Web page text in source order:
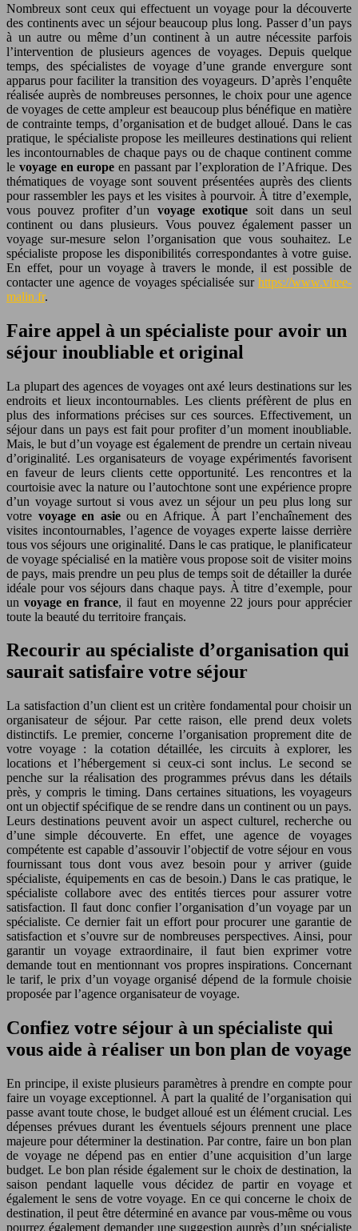
Nombreux sont ceux qui effectuent un voyage pour la découverte
des continents avec un séjour beaucoup plus long. Passer d’un pays
à un autre ou même d’un continent à un autre nécessite parfois
l’intervention de plusieurs agences de voyages. Depuis quelque
temps, des spécialistes de voyage d’une grande envergure sont
apparus pour faciliter la transition des voyageurs. D’après l’enquête
réalisée auprès de nombreuses personnes, le choix pour une agence
de voyages de cette ampleur est beaucoup plus bénéfique en matière
de contrainte temps, d’organisation et de budget alloué. Dans le cas
pratique, le spécialiste propose les meilleures destinations qui relient
les incontournables de chaque pays ou de chaque continent comme
le voyage en europe en passant par l’exploration de l’Afrique. Des
thématiques de voyage sont souvent présentées auprès des clients
pour rassembler les pays et les visites à pourvoir. À titre d’exemple,
vous pouvez profiter d’un voyage exotique soit dans un seul
continent ou dans plusieurs. Vous pouvez également passer un
voyage sur-mesure selon l’organisation que vous souhaitez. Le
spécialiste propose les disponibilités correspondantes à votre guise.
En effet, pour un voyage à travers le monde, il est possible de
contacter une agence de voyages spécialisée sur https://www.viree-
malin.fr.
Faire appel à un spécialiste pour avoir un
séjour inoubliable et original
La plupart des agences de voyages ont axé leurs destinations sur les
endroits et lieux incontournables. Les clients préfèrent de plus en
plus des informations précises sur ces sources. Effectivement, un
séjour dans un pays est fait pour profiter d’un moment inoubliable.
Mais, le but d’un voyage est également de prendre un certain niveau
d’originalité. Les organisateurs de voyage expérimentés favorisent
en faveur de leurs clients cette opportunité. Les rencontres et la
courtoisie avec la nature ou l’autochtone sont une expérience propre
d’un voyage surtout si vous avez un séjour un peu plus long sur
votre voyage en asieou en Afrique. À part l’enchaînement des
visites incontournables, l’agence de voyages experte laisse derrière
tous vos séjours une originalité. Dans le cas pratique, le planificateur
de voyage spécialisé en la matière vous propose soit de visiter moins
de pays, mais prendre un peu plus de temps soit de détailler la durée
idéale pour vos séjours dans chaque pays. À titre d’exemple, pour
unvoyage en france, il faut en moyenne 22 jours pour apprécier
toute la beauté du territoire français.
Recourir au spécialiste d’organisation qui
saurait satisfaire votre séjour
La satisfaction d’un client est un critère fondamental pour choisir un
organisateur de séjour. Par cette raison, elle prend deux volets
distinctifs. Le premier, concerne l’organisation proprement dite de
votre voyage : la cotation détaillée, les circuits à explorer, les
locations et l’hébergement si ceux-ci sont inclus. Le second se
penche sur la réalisation des programmes prévus dans les détails
près, y compris le timing. Dans certaines situations, les voyageurs
ont un objectif spécifique de se rendre dans un continent ou un pays.
Leurs destinations peuvent avoir un aspect culturel, recherche ou
d’une simple découverte. En effet, une agence de voyages
compétente est capable d’assouvir l’objectif de votre séjour en vous
fournissant tous dont vous avez besoin pour y arriver (guide
spécialiste, équipements en cas de besoin.) Dans le cas pratique, le
spécialiste collabore avec des entités tierces pour assurer votre
satisfaction. Il faut donc confier l’organisation d’un voyage par un
spécialiste. Ce dernier fait un effort pour procurer une garantie de
satisfaction et s’ouvre sur de nombreuses perspectives. Ainsi, pour
garantir un voyage extraordinaire, il faut bien exprimer votre
demande tout en mentionnant vos propres inspirations. Concernant
le tarif, le prix d’un voyage organisé dépend de la formule choisie
proposée par l’agence organisateur de voyage.
Confiez votre séjour à un spécialiste qui
vous aide à réaliser un bon plan de voyage
En principe, il existe plusieurs paramètres à prendre en compte pour
faire un voyage exceptionnel. À part la qualité de l’organisation qui
passe avant toute chose, le budget alloué est un élément crucial. Les
dépenses prévues durant les éventuels séjours prennent une place
majeure pour déterminer la destination. Par contre, faire un bon plan
de voyage ne dépend pas en entier d’une acquisition d’un large
budget. Le bon plan réside également sur le choix de destination, la
saison pendant laquelle vous décidez de partir en voyage et
également le sens de votre voyage. En ce qui concerne le choix de
destination, il peut être déterminé en avance par vous-même ou vous
pourrez également demander une suggestion auprès d’un spécialiste